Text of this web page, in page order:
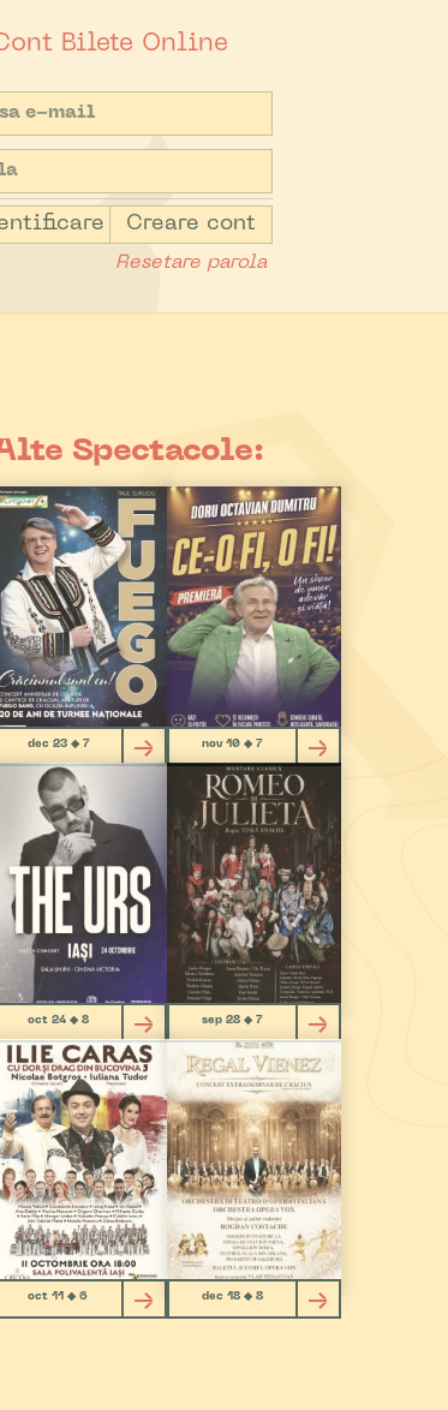
Bilete Online
Creare cont
Resetare parola
Spectacole:
dec 23 ◆ 7 nov 10 ◆ 7
oct 24 ◆ 8 sep 28 ◆ 7
oct 11 ◆ 6 dec 18 ◆ 8